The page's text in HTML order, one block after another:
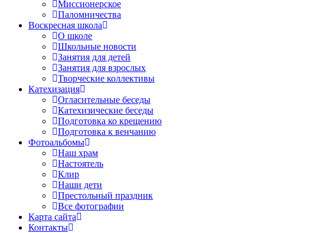
Миссионерское
Паломничества
Воскресная школа
О школе
Школьные новости
Занятия для детей
Занятия для взрослых
Творческие коллективы
Катехизация
Огласительные беседы
Катехизические беседы
Подготовка ко крещению
Подготовка к венчанию
Фотоальбомы
Наш храм
Настоятель
Клир
Наши дети
Престольный праздник
Все фотографии
Карта сайта
Контакты